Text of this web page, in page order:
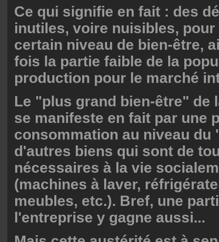
Ce qui signifie en fait : des
inutiles, voire nuisibles,
certain niveau de bien-être,
fois la partie faible de la
production pour le marché
Le "plus grand bien-être" de
se manifeste en fait par une
consommation au niveau du
d'autres biens qui sont de
nécessaires à la vie
(machines à laver,
meubles, etc.). Bref, une
l'entreprise y gagne aussi...